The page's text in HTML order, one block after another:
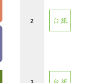
2 台 紙